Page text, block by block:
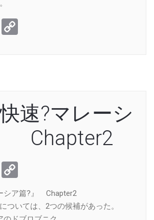
Line
快速?マレーシ
Chapter2
Line
Link
シア篇?』 Chapter2
ついては、2つの候補があった。